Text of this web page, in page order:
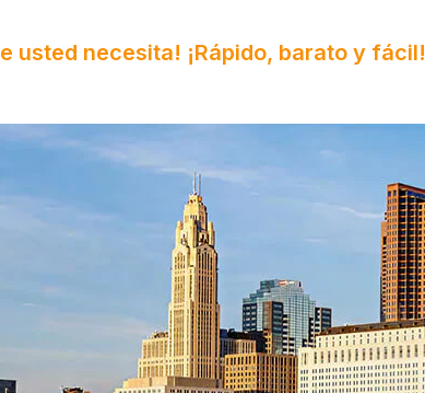
usted necesita! ¡Rápido, barato y fácil!